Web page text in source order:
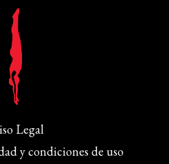
Legal
y condiciones de uso